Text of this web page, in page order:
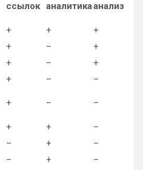
ссылок аналитикаанализ
+ +
+
+ –
+
+ –
+
+ –
–
+ – –
+ +
–
– +
–
– +
–